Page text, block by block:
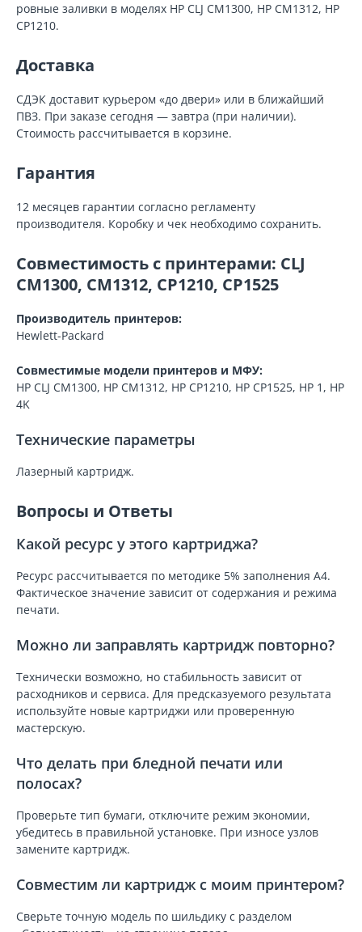
ровные заливки в моделях HP CLJ CM1300, HP CM1312, HP
CP1210.
Доставка
СДЭК доставит курьером «до двери» или в ближайший
ПВЗ. При заказе сегодня — завтра (при наличии).
Стоимость рассчитывается в корзине.
Гарантия
12 месяцев гарантии согласно регламенту
производителя. Коробку и чек необходимо сохранить.
Совместимость с принтерами: CLJ
CM1300, CM1312, CP1210, CP1525
Производитель принтеров:
Hewlett-Packard
Совместимые модели принтеров и МФУ:
HP CLJ CM1300, HP CM1312, HP CP1210, HP CP1525, HP 1, HP
4K
Технические параметры
Лазерный картридж.
Вопросы и Ответы
Какой ресурс у этого картриджа?
Ресурс рассчитывается по методике 5% заполнения A4.
Фактическое значение зависит от содержания и режима
печати.
Можно ли заправлять картридж повторно?
Технически возможно, но стабильность зависит от
расходников и сервиса. Для предсказуемого результата
используйте новые картриджи или проверенную
мастерскую.
Что делать при бледной печати или
полосах?
Проверьте тип бумаги, отключите режим экономии,
убедитесь в правильной установке. При износе узлов
замените картридж.
Совместим ли картридж с моим принтером?
Сверьте точную модель по шильдику с разделом